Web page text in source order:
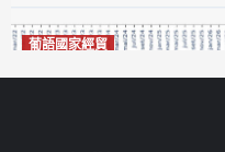
葡語國家經貿